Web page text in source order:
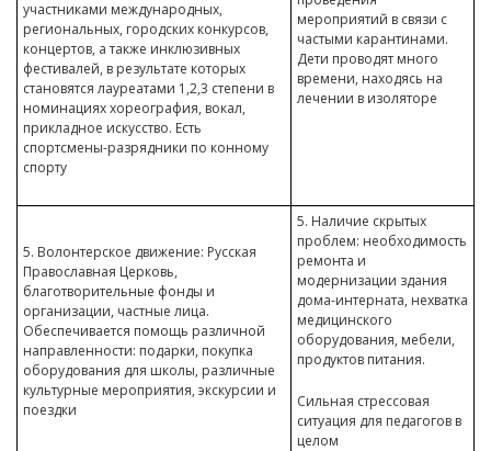
участниками международных,
региональных, городских конкурсов,
концертов, а также инклюзивных
фестивалей, в результате которых
становятся лауреатами 1,2,3 степени в
номинациях хореография, вокал,
прикладное искусство. Есть
спортсмены-разрядники по конному
спорту
мероприятий в связи с
частыми карантинами.
Дети проводят много
времени, находясь на
лечении в изоляторе
5. Волонтерское движение: Русская
Православная Церковь,
благотворительные фонды и
организации, частные лица.
Обеспечивается помощь различной
направленности: подарки, покупка
оборудования для школы, различные
культурные мероприятия, экскурсии и
поездки
5. Наличие скрытых
проблем: необходимость
ремонта и
модернизации здания
дома-интерната, нехватка
медицинского
оборудования, мебели,
продуктов питания.
Сильная стрессовая
ситуация для педагогов в
целом